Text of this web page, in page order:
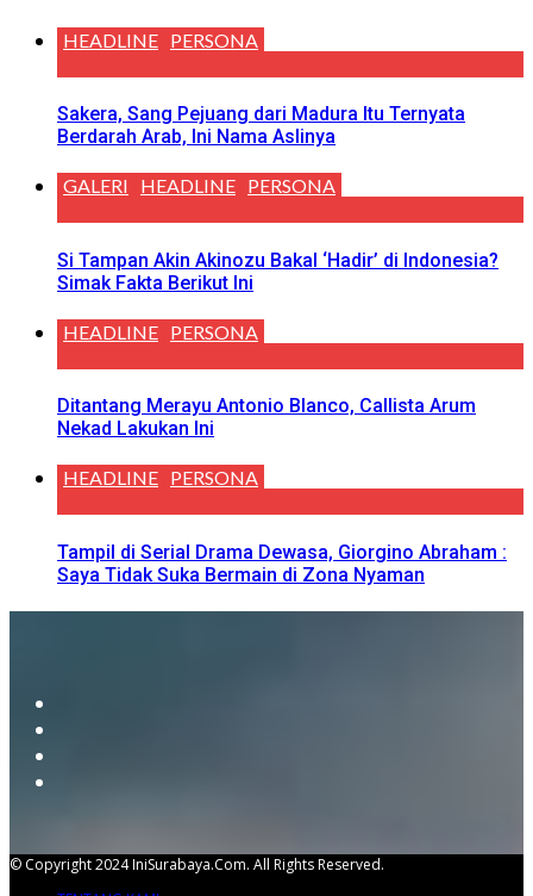
HEADLINE PERSONA
Sakera, Sang Pejuang dari Madura Itu Ternyata
Berdarah Arab, Ini Nama Aslinya
GALERI HEADLINE PERSONA
Si Tampan Akin Akinozu Bakal ‘Hadir’ di Indonesia?
Simak Fakta Berikut Ini
HEADLINE PERSONA
Ditantang Merayu Antonio Blanco, Callista Arum
Nekad Lakukan Ini
HEADLINE PERSONA
Tampil di Serial Drama Dewasa, Giorgino Abraham :
Saya Tidak Suka Bermain di Zona Nyaman
© Copyright 2024 IniSurabaya.com. All Rights Reserved.